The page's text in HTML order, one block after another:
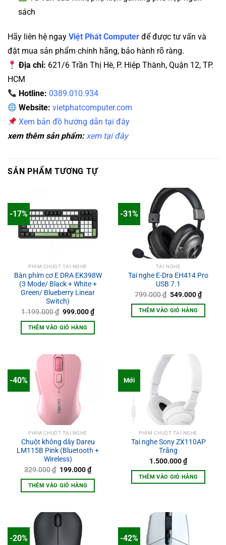
sách
Hãy liên hệ ngay Việt Phát Computer để được tư vấn và
đặt mua sản phẩm chính hãng, bảo hành rõ ràng.
Địa chỉ: 621/6 Trần Thị Hè, P. Hiệp Thành, Quận 12, TP.
HCM
Hotline: 0389.010.934
Website: vietphatcomputer.com
Xem bản đồ hướng dẫn tại đây
xem thêm sản phẩm: xem tại đây
SẢN PHẨM TƯƠNG TỰ
-17%
PHÍM CHUỘT TAI NGHE
Bàn phím cơ E DRA EK398W
(3 Mode/ Black + White +
Green/ Blueberry Linear
Switch)
1.199.000₫ Giá
là:
1.199.000 ₫.
999.000₫Giá
hiện
THÊM VÀO GIỎ HÀNG
-31%
TAI NGHE
Tai nghe E-Dra EH414 Pro
USB 7.1
799.000₫ Giá
là:
799.000 ₫.
549.000₫Giá
hiện
tại
THÊM VÀO GIỎ HÀNG
-40%
PHÍM CHUỘT TAI NGHE
Chuột không dây Dareu
LM115B Pink (Bluetooth +
Wireless)
329.000₫ Giá
là:
329.000 ₫.
199.000₫Giá
hiện
tại
THÊM VÀO GIỎ HÀNG
Mới
PHÍM CHUỘT TAI NGHE
Tai nghe Sony ZX110AP
Trắng
1.500.000₫
THÊM VÀO GIỎ HÀNG
-20% -42%